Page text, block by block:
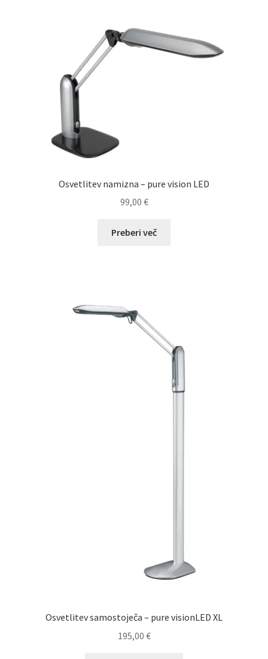
Osvetlitev namizna – pure vision LED
99,00 €
Preberi več
Osvetlitev samostoječa – pure visionLED XL
195,00 €